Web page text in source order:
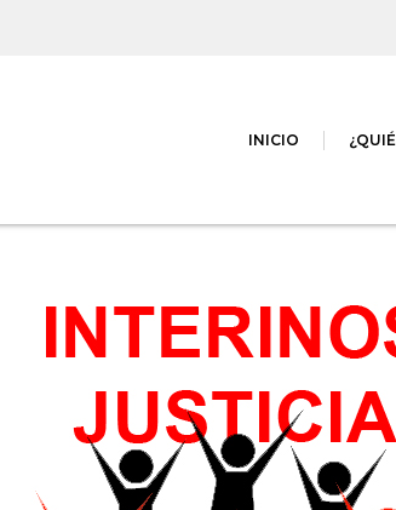
INICIO